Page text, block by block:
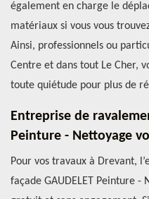
également en charge le
matériaux si vous vous
Ainsi, professionnels ou
Centre et dans tout Le Cher,
toute quiétude pour plus de
Entreprise de
Peinture - Nettoyage
Pour vos travaux à Drevant,
façade GAUDELET Peinture -